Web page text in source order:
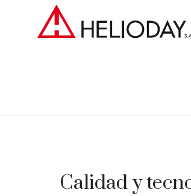
Calidad y